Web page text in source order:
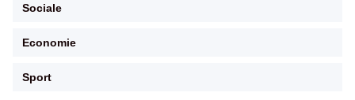
Sociale
Economie
Sport